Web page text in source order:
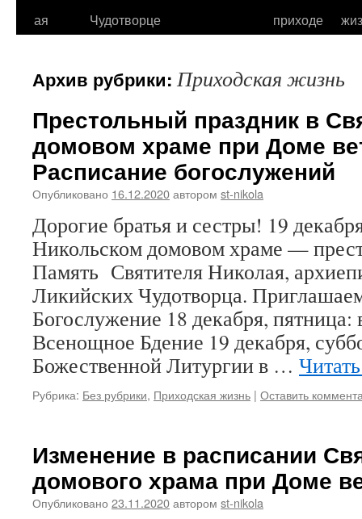
ая
Чудотворце
приходе
Архив рубрики: Приходская жизнь
Престольный праздник в
домовом храме при Доме
Расписание богослужений
Опубликовано 16.12.2020автором st-nikola
Дорогие братья и сестры! 19
Никольском домовом храме —
Память Святителя Николая,
Ликийских Чудотворца.
Богослужение 18 декабря,
Всенощное Бдение 19 декабря,
Божественной Литургии в …
Рубрика: Без рубрики, Приходская жизнь | Оставить
Изменение в расписании
домового храма при Доме
Опубликовано 23.11.2020автором st-nikola